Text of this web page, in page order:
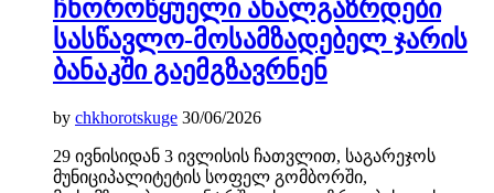
ჩხოროწყუელი ახალგაზრდები
სასწავლო-მოსამზადებელ ჯარის
ბანაკში გაემგზავრნენ
by chkhorotskuge 30/06/2026
29 ივნისიდან 3 ივლისის ჩათვლით, საგარეჯოს
მუნიციპალიტეტის სოფელ გომბორში,